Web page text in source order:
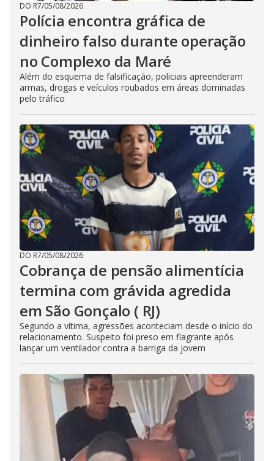
DO R7/05/08/2026
Polícia encontra gráfica de
dinheiro falso durante operação
no Complexo da Maré
Além do esquema de falsificação, policiais apreenderam
armas, drogas e veículos roubados em áreas dominadas
pelo tráfico
DO R7/05/08/2026
Cobrança de pensão alimentícia
termina com grávida agredida
em São Gonçalo ( RJ)
Segundo a vítima, agressões aconteciam desde o início do
relacionamento. Suspeito foi preso em flagrante após
lançar um ventilador contra a barriga da jovem